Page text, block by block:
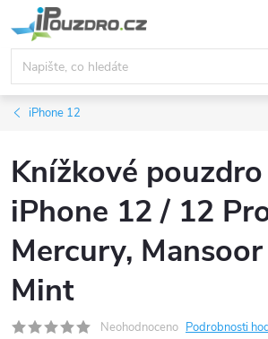
na
obsah
iPhone 12
Knížkové
iPhone 12 / 12
Mercury,
Mint
Neohodnoceno Podrobnosti